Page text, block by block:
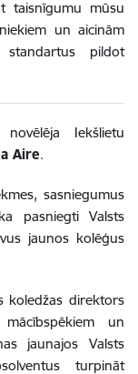
taisnīgumu mūsu
un aicinām
pildot
Iekšlietu
Aire.
sasniegumus
pasniegti Valsts
jaunos kolēģus
koledžas direktors
un
jaunajos Valsts
turpināt